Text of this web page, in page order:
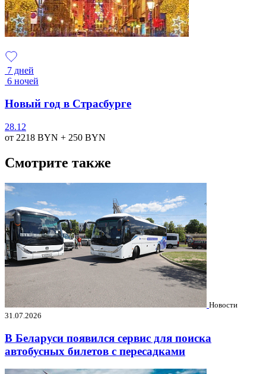
7 дней
6 ночей
Новый год в Страсбурге
28.12
от 2218 BYN + 250 BYN
Смотрите также
Новости
31.07.2026
В Беларуси появился сервис для поиска
автобусных билетов с пересадками